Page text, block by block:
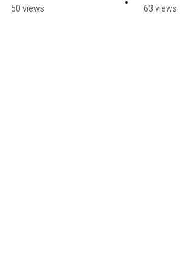
50 views 63 views